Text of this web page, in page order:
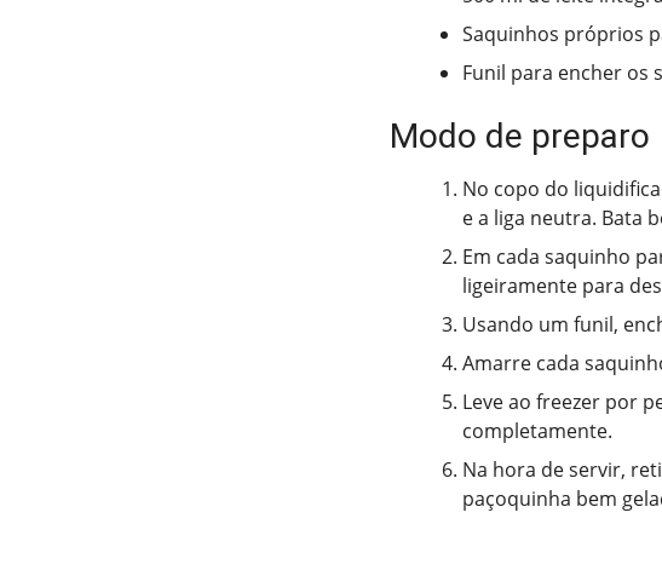
Saquinhos próprios
Funil para encher os
Modo de preparo
No copo do
e a liga neutra. Bata
Em cada saquinho
ligeiramente para
Usando um funil,
Amarre cada
Leve ao freezer por
completamente.
Na hora de servir,
paçoquinha bem